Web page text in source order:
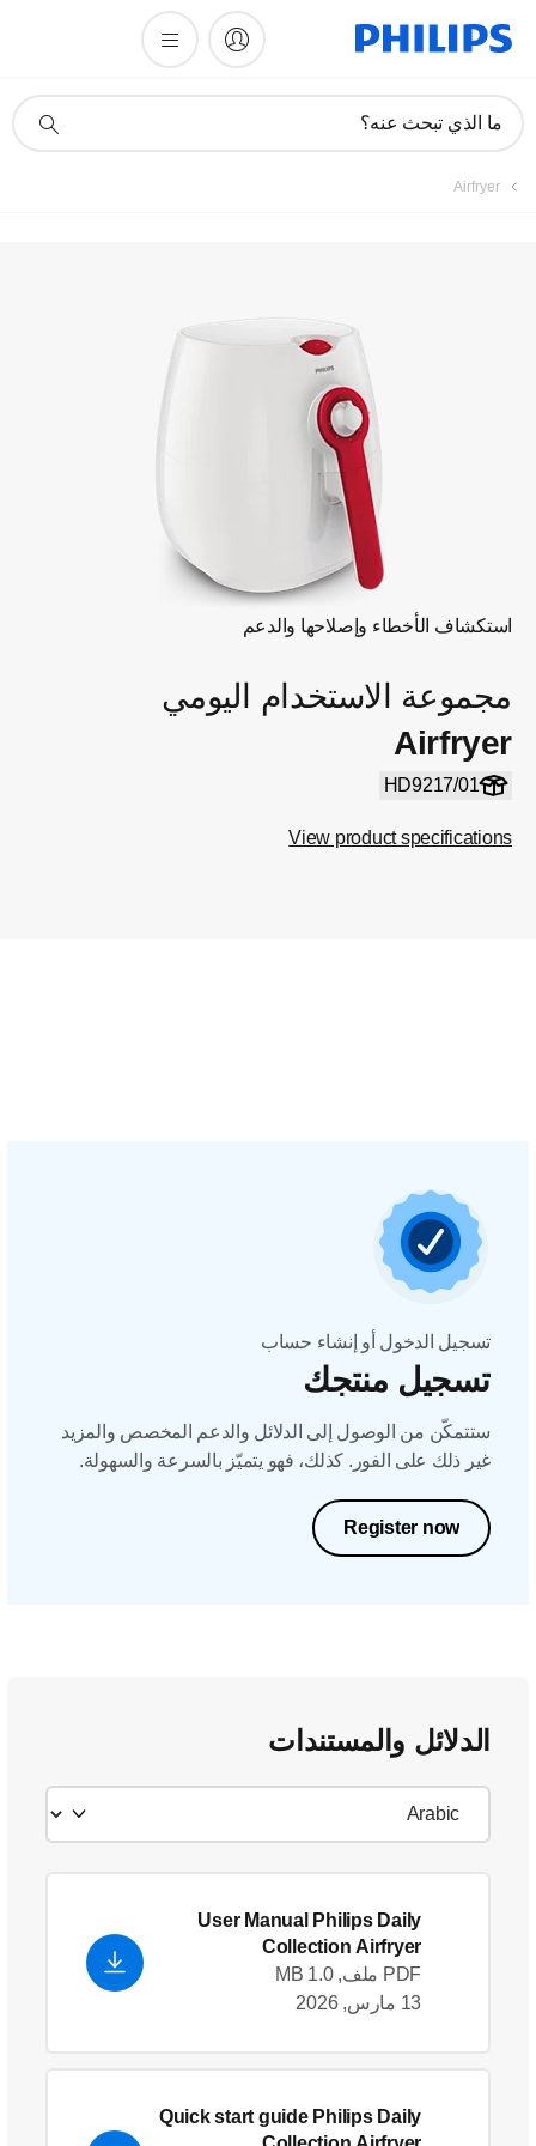
دعم
ما الذي تبحث عنه؟
Airfryer
استكشاف الأخطاء وإصلاحها والدعم
مجموعة الاستخدام اليومي
Airfryer
HD9217/01
View product specifications
تسجيل المنتج
تسجيل الدخول أو إنشاء حساب
تسجيل منتجك
ستتمكّن من الوصول إلى الدلائل والدعم المخصص والمزيد
غير ذلك على الفور. كذلك، فهو يتميّز بالسرعة والسهولة.
Register now
الدلائل والمستندات
User Manual Philips Daily
Collection Airfryer
PDF ملف, 1.0 MB
13 مارس, 2026
Quick start guide Philips Daily